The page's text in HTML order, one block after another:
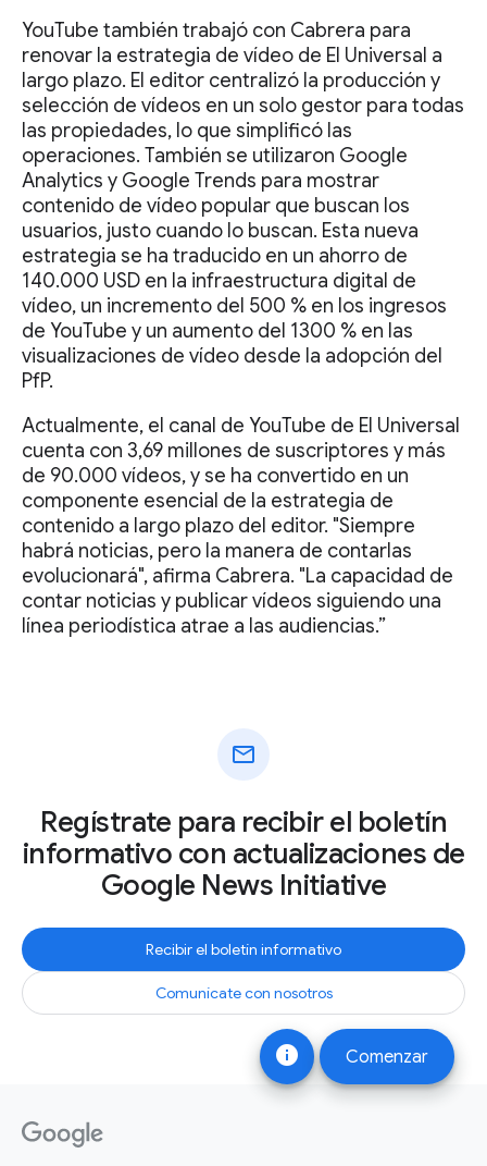
info Comenzar
YouTube también trabajó con Cabrera para
renovar la estrategia de vídeo de El Universal a
largo plazo. El editor centralizó la producción y
selección de vídeos en un solo gestor para todas
las propiedades, lo que simplificó las
operaciones. También se utilizaron Google
Analytics y Google Trends para mostrar
contenido de vídeo popular que buscan los
usuarios, justo cuando lo buscan. Esta nueva
estrategia se ha traducido en un ahorro de
140.000 USD en la infraestructura digital de
vídeo, un incremento del 500 % en los ingresos
de YouTube y un aumento del 1300 % en las
visualizaciones de vídeo desde la adopción del
PfP.
Actualmente, el canal de YouTube de El Universal
cuenta con 3,69 millones de suscriptores y más
de 90.000 vídeos, y se ha convertido en un
componente esencial de la estrategia de
contenido a largo plazo del editor. "Siempre
habrá noticias, pero la manera de contarlas
evolucionará", afirma Cabrera. "La capacidad de
contar noticias y publicar vídeos siguiendo una
línea periodística atrae a las audiencias.”
mail
Regístrate para recibir el boletín
informativo con actualizaciones de
Google News Initiative
Recibir el boletín informativo
Comunícate con nosotros